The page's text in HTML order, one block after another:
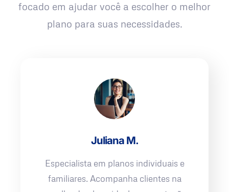
focado em ajudar você a escolher o melhor
plano para suas necessidades.
Juliana M.
Especialista em planos individuais e
familiares. Acompanha clientes na